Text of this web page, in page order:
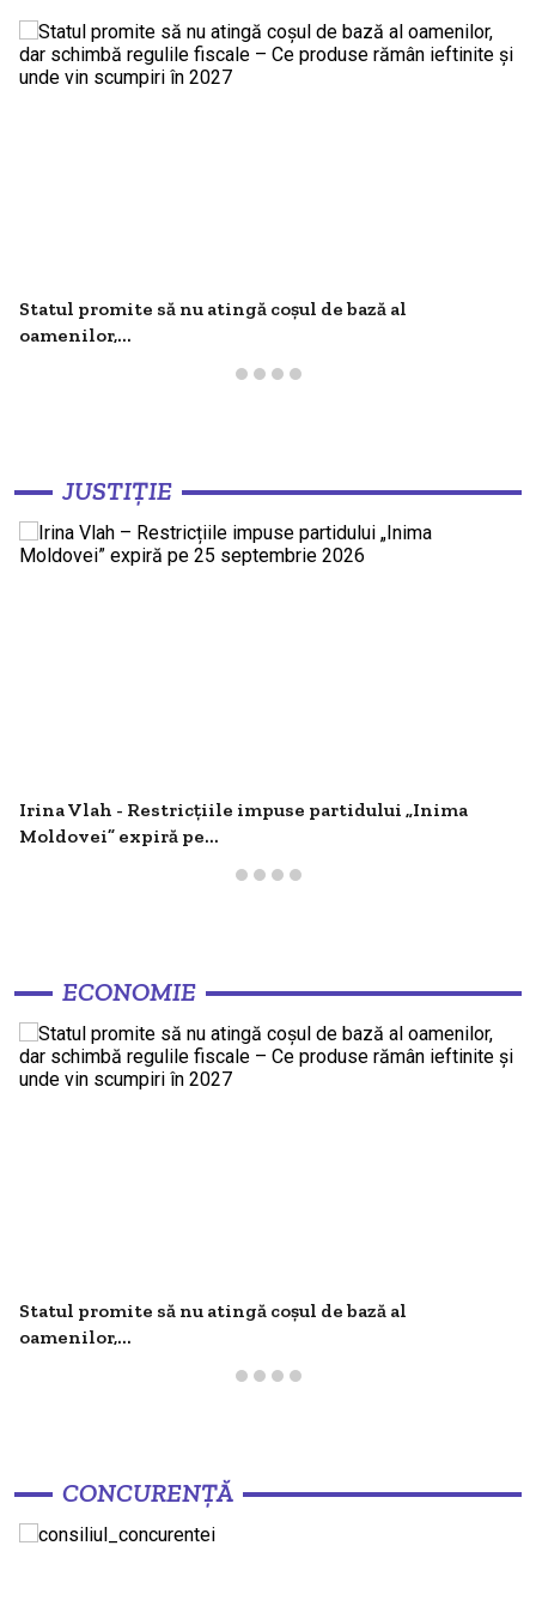
Statul promite să nu atingă coșul de bază al
oamenilor,...
JUSTIȚIE
Irina Vlah - Restricțiile impuse partidului „Inima
Moldovei” expiră pe...
ECONOMIE
Statul promite să nu atingă coșul de bază al
oamenilor,...
CONCURENȚĂ